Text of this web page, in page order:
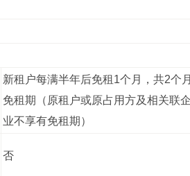
新租户每满半年后免租1个月，共2个月
免租期（原租户或原占用方及相关联企
业不享有免租期）
否